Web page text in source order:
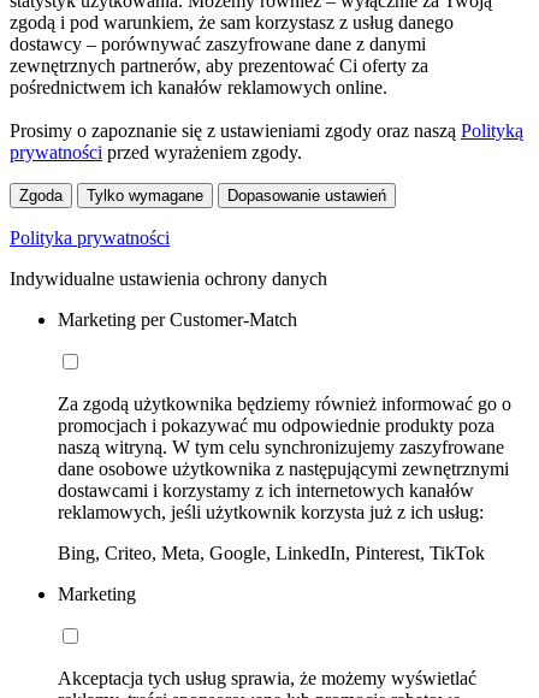
zgodą i pod warunkiem, że sam korzystasz z usług danego
dostawcy – porównywać zaszyfrowane dane z danymi
zewnętrznych partnerów, aby prezentować Ci oferty za
pośrednictwem ich kanałów reklamowych online.
Prosimy o zapoznanie się z ustawieniami zgody oraz naszą Polityką
prywatności przed wyrażeniem zgody.
Zgoda Tylko wymagane Dopasowanie ustawień
Polityka prywatności
Indywidualne ustawienia ochrony danych
Marketing per Customer-Match
Za zgodą użytkownika będziemy również informować go o
promocjach i pokazywać mu odpowiednie produkty poza
naszą witryną. W tym celu synchronizujemy zaszyfrowane
dane osobowe użytkownika z następującymi zewnętrznymi
dostawcami i korzystamy z ich internetowych kanałów
reklamowych, jeśli użytkownik korzysta już z ich usług:
Bing, Criteo, Meta, Google, LinkedIn, Pinterest, TikTok
Marketing
Akceptacja tych usług sprawia, że możemy wyświetlać